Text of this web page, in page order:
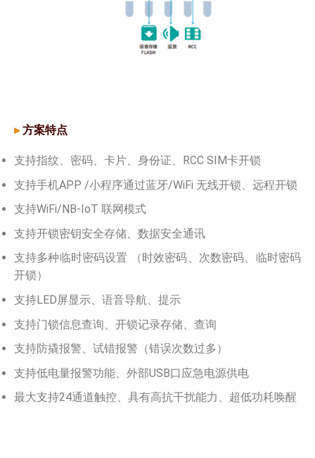
▸ 方案特点
支持指纹、密码、卡片、身份证、RCC SIM卡开锁
支持手机APP /小程序通过蓝牙/WiFi 无线开锁、远程开锁
支持WiFi/NB-IoT 联网模式
支持开锁密钥安全存储、数据安全通讯
支持多种临时密码设置 （时效密码、次数密码、临时密码
开锁）
支持LED屏显示、语音导航、提示
支持门锁信息查询、开锁记录存储、查询
支持防撬报警、试错报警（错误次数过多）
支持低电量报警功能、外部USB口应急电源供电
最大支持24通道触控、具有高抗干扰能力、超低功耗唤醒